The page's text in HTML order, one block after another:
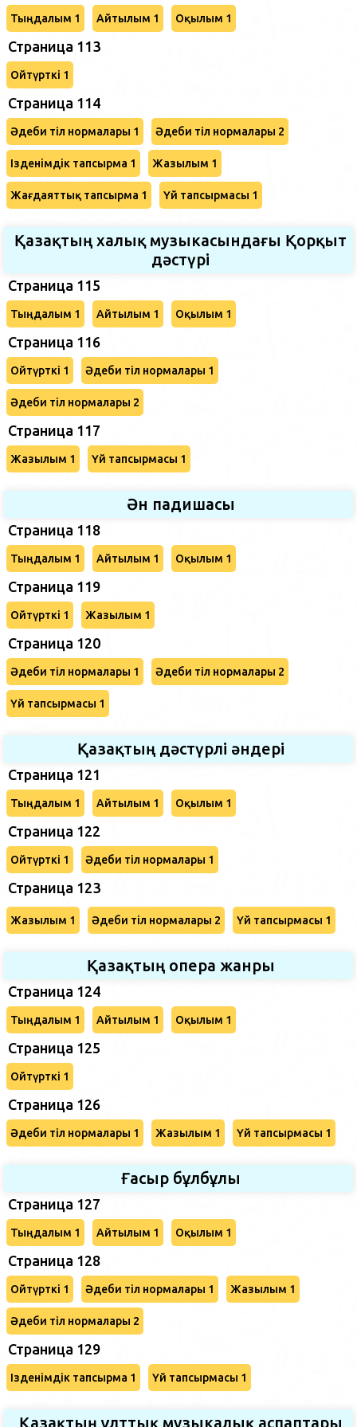
Тыңдалым 1 Айтылым 1 Оқылым 1
Страница 113
Ойтүрткі 1
Страница 114
Әдеби тіл нормалары 1 Әдеби тіл нормалары 2
Ізденімдік тапсырма 1 Жазылым 1
Жағдаяттық тапсырма 1 Үй тапсырмасы 1
Қазақтың халық музыкасындағы Қорқыт
дәстүрі
Страница 115
Тыңдалым 1 Айтылым 1 Оқылым 1
Страница 116
Ойтүрткі 1 Әдеби тіл нормалары 1
Әдеби тіл нормалары 2
Страница 117
Жазылым 1 Үй тапсырмасы 1
Ән падишасы
Страница 118
Тыңдалым 1 Айтылым 1 Оқылым 1
Страница 119
Ойтүрткі 1 Жазылым 1
Страница 120
Әдеби тіл нормалары 1 Әдеби тіл нормалары 2
Үй тапсырмасы 1
Қазақтың дәстүрлі әндері
Страница 121
Тыңдалым 1 Айтылым 1 Оқылым 1
Страница 122
Ойтүрткі 1 Әдеби тіл нормалары 1
Страница 123
Жазылым 1 Әдеби тіл нормалары 2 Үй тапсырмасы 1
Қазақтың опера жанры
Страница 124
Тыңдалым 1 Айтылым 1 Оқылым 1
Страница 125
Ойтүрткі 1
Страница 126
Әдеби тіл нормалары 1 Жазылым 1 Үй тапсырмасы 1
Ғасыр бұлбұлы
Страница 127
Тыңдалым 1 Айтылым 1 Оқылым 1
Страница 128
Ойтүрткі 1 Әдеби тіл нормалары 1 Жазылым 1
Әдеби тіл нормалары 2
Страница 129
Ізденімдік тапсырма 1 Үй тапсырмасы 1
Қазақтың ұлттық музыкалық аспаптары